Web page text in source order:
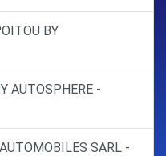
BY
AUTOSPHERE -
SARL -